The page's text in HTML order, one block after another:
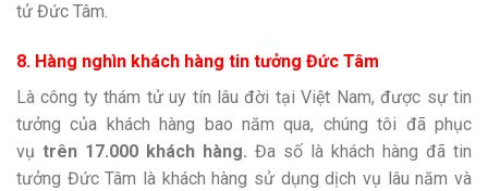
tử Đức Tâm.
8. Hàng nghìn khách hàng tin tưởng Đức Tâm
Là công ty thám tử uy tín lâu đời tại Việt Nam, được sự tin
tưởng của khách hàng bao năm qua, chúng tôi đã phục
vụ trên 17.000 khách hàng. Đa số là khách hàng đã tin
tưởng Đức Tâm là khách hàng sử dụng dịch vụ lâu năm và